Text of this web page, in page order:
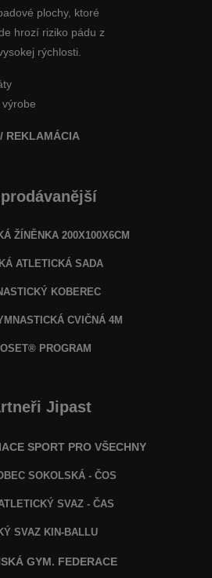
plochy, ktoré
hrozí riziko pádu z
rýchlosti.
REKLAMÁCIA
ŽÍNĚNKA 200X100X6CM
ATLETICKÁ SADA
KOBEREC
CVIČNÁ 4M
PROGRAM
Jipast
SPORT PRO VŠECHNY
SOKOLSKÁ - ČOS
SVAZ - ČAS
SVAZ KIN-BALLU
GYM. FEDERACE